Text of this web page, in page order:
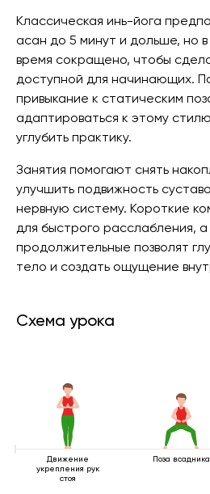
Классическая инь-йога
асан до 5 минут и дольше, но
время сокращено, чтобы
доступной для начинающих.
привыкание к статическим
адаптироваться к этому
углубить практику.
Занятия помогают снять
улучшить подвижность
нервную систему. Короткие
для быстрого расслабления,
продолжительные позволят
тело и создать ощущение
Схема урока
Движение
укрепления рук
стоя
Поза всадника